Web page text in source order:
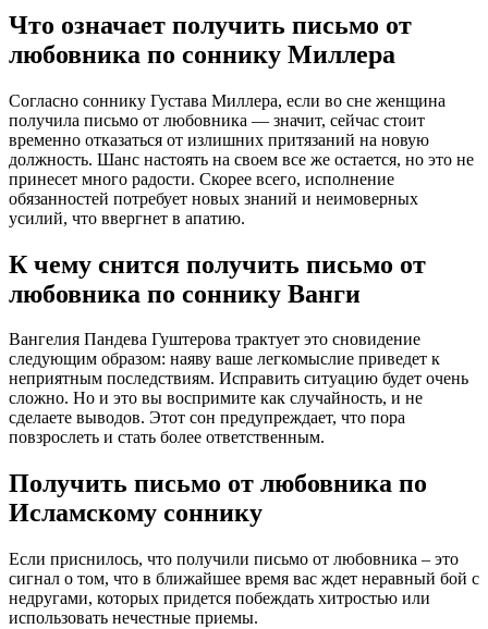
Что означает получить письмо от
любовника по соннику Миллера
Согласно соннику Густава Миллера, если во сне женщина
получила письмо от любовника — значит, сейчас стоит
временно отказаться от излишних притязаний на новую
должность. Шанс настоять на своем все же остается, но это не
принесет много радости. Скорее всего, исполнение
обязанностей потребует новых знаний и неимоверных
усилий, что ввергнет в апатию.
К чему снится получить письмо от
любовника по соннику Ванги
Вангелия Пaндева Гуштерова трактует это сновидение
следующим образом: наяву ваше легкомыслие приведет к
неприятным последствиям. Исправить ситуацию будет очень
сложно. Но и это вы воспримите как случайность, и не
сделаете выводов. Этот сон предупреждает, что пора
повзрослеть и стать более ответственным.
Получить письмо от любовника по
Исламскому соннику
Если приснилось, что получили письмо от любовника – это
сигнал о том, что в ближайшее время вас ждет неравный бой с
недругами, которых придется побеждать хитростью или
использовать нечестные приемы.